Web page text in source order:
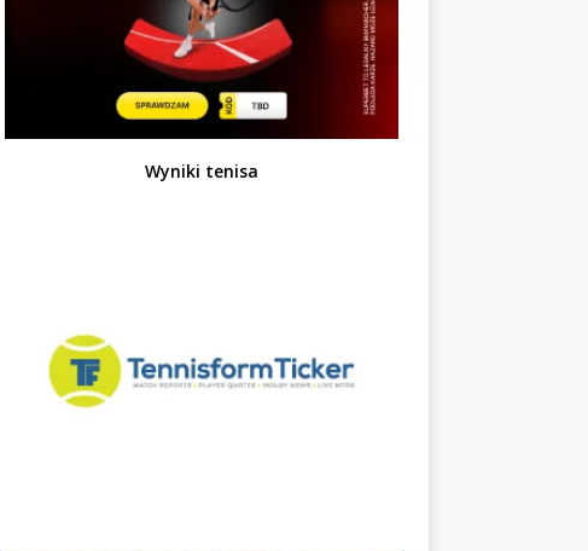
Wyniki tenisa